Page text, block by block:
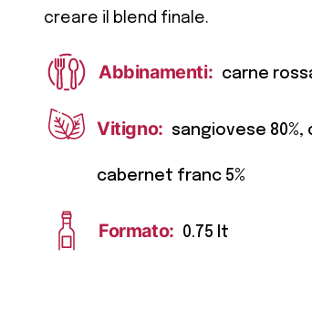
creare il blend finale.
Abbinamenti: carne
Vitigno: sangiovese 80%,
cabernet franc 5%
Formato: 0.75 lt